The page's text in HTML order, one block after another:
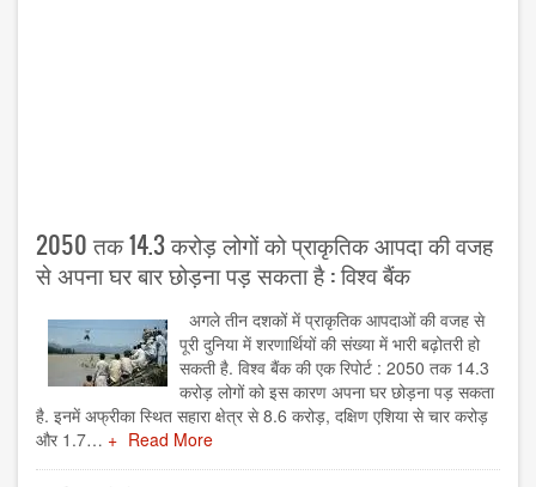
2050 तक 14.3 करोड़ लोगों को प्राकृतिक आपदा की वजह
से अपना घर बार छोड़ना पड़ सकता है : विश्व बैंक
अगले तीन दशकों में प्राकृतिक आपदाओं की वजह से
पूरी दुनिया में शरणार्थियों की संख्या में भारी बढ़ोतरी हो
सकती है. विश्व बैंक की एक रिपोर्ट : 2050 तक 14.3
करोड़ लोगों को इस कारण अपना घर छोड़ना पड़ सकता
है. इनमें अफ्रीका स्थित सहारा क्षेत्र से 8.6 करोड़, दक्षिण एशिया से चार करोड़
और 1.7…
Read More